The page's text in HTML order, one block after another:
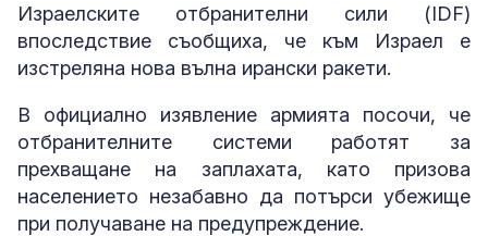
Израелските отбранителни сили (IDF)
впоследствие съобщиха, че към Израел е
изстреляна нова вълна ирански ракети.
В официално изявление армията посочи, че
отбранителните системи работят за
прехващане на заплахата, като призова
населението незабавно да потърси убежище
при получаване на предупреждение.